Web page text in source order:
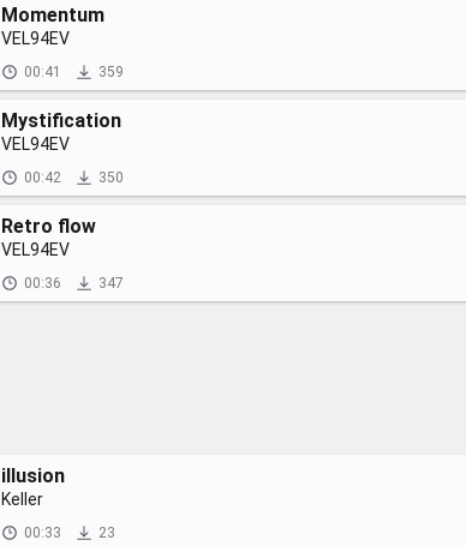
Momentum
VEL94EV
00:41 359
Mystification
VEL94EV
00:42 350
Retro flow
VEL94EV
00:36 347
illusion
Keller
00:33 23